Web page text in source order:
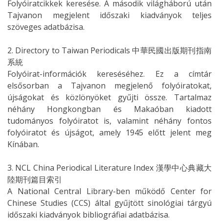
Folyóiratcikkek keresése. A második világháború után
Tajvanon megjelent időszaki kiadványok teljes
szöveges adatbázisa.
2. Directory to Taiwan Periodicals 中華民國出版期刊指南
系統
Folyóirat-információk kereséséhez. Ez a címtár
elsősorban a Tajvanon megjelenő folyóiratokat,
újságokat és közlönyöket gyűjti össze. Tartalmaz
néhány Hongkongban és Makaóban kiadott
tudományos folyóiratot is, valamint néhány fontos
folyóiratot és újságot, amely 1945 előtt jelent meg
Kínában.
3. NCL China Periodical Literature Index 漢學中心典藏大
陸期刊篇目索引
A National Central Library-ben működő Center for
Chinese Studies (CCS) által gyűjtött sinológiai tárgyú
időszaki kiadványok bibliográfiai adatbázisa.